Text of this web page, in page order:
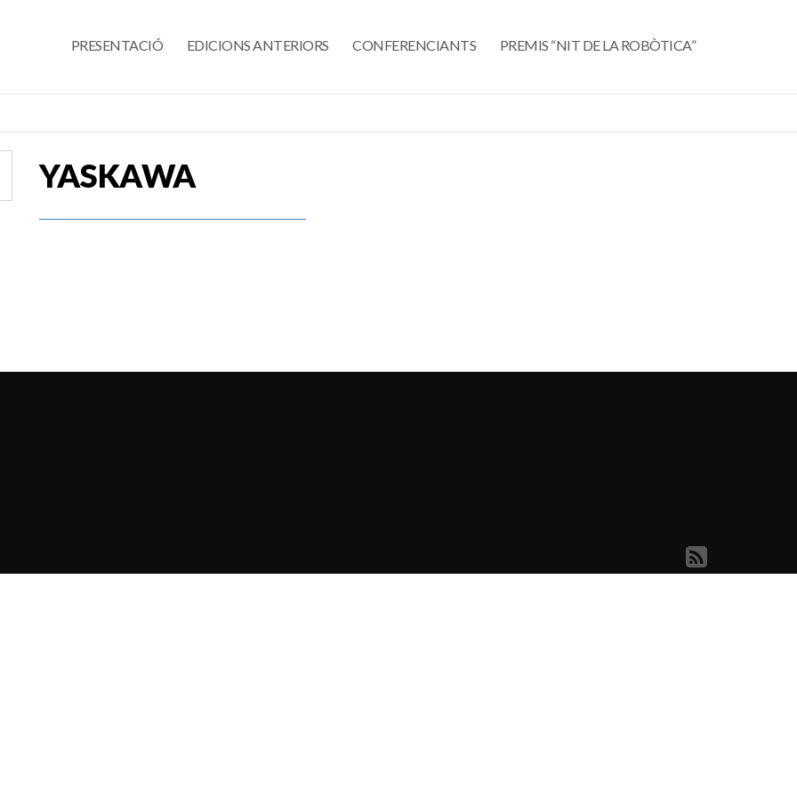
PRESENTACIÓ EDICIONS ANTERIORS CONFERENCIANTS PREMIS “NIT DE LA ROBÒTICA”
YASKAWA